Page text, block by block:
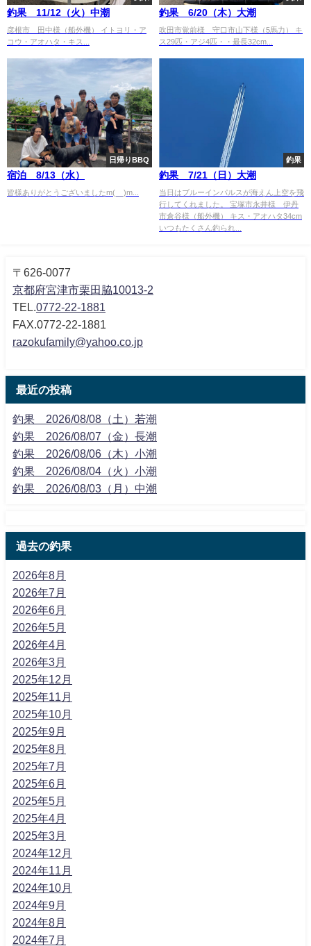
釣果 11/12（火）中潮
彦根市 田中様（船外機） イトヨリ・ア
コウ・アオハタ・キス...
釣果 6/20（木）大潮
吹田市覚前様 守口市山下様（5馬力） キ
ス29匹・アジ4匹・・最長32cm...
日帰りBBQ
宿泊 8/13（水）
皆様ありがとうございましたm(__)m...
釣果
釣果 7/21（日）大潮
当日はブルーインパルスが海えん上空を飛
行してくれました。 宝塚市永井様 伊丹
市倉谷様（船外機） キス・アオハタ34cm
いつもたくさん釣られ...
〒626-0077
京都府宮津市栗田脇10013-2
TEL. 0772-22-1881
FAX.0772-22-1881
razokufamily@yahoo.co.jp
最近の投稿
釣果 2026/08/08（土）若潮
釣果 2026/08/07（金）長潮
釣果 2026/08/06（木）小潮
釣果 2026/08/04（火）小潮
釣果 2026/08/03（月）中潮
過去の釣果
2026年8月
2026年7月
2026年6月
2026年5月
2026年4月
2026年3月
2025年12月
2025年11月
2025年10月
2025年9月
2025年8月
2025年7月
2025年6月
2025年5月
2025年4月
2025年3月
2024年12月
2024年11月
2024年10月
2024年9月
2024年8月
2024年7月